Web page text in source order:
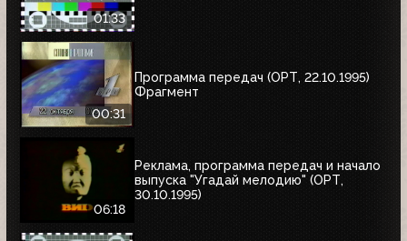
01:33
00:31
Программа передач (ОРТ, 22.10.1995)
Фрагмент
06:18
Реклама, программа передач и начало
выпуска "Угадай мелодию" (ОРТ,
30.10.1995)